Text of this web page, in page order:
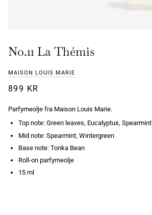
No.11 La Thémis
MAISON LOUIS MARIE
899 KR
Parfymeolje fra Maison Louis Marie.
Top note: Green leaves, Eucalyptus, Spearmint
Mid note: Spearmint, Wintergreen
Base note: Tonka Bean
Roll-on parfymeolje
15 ml